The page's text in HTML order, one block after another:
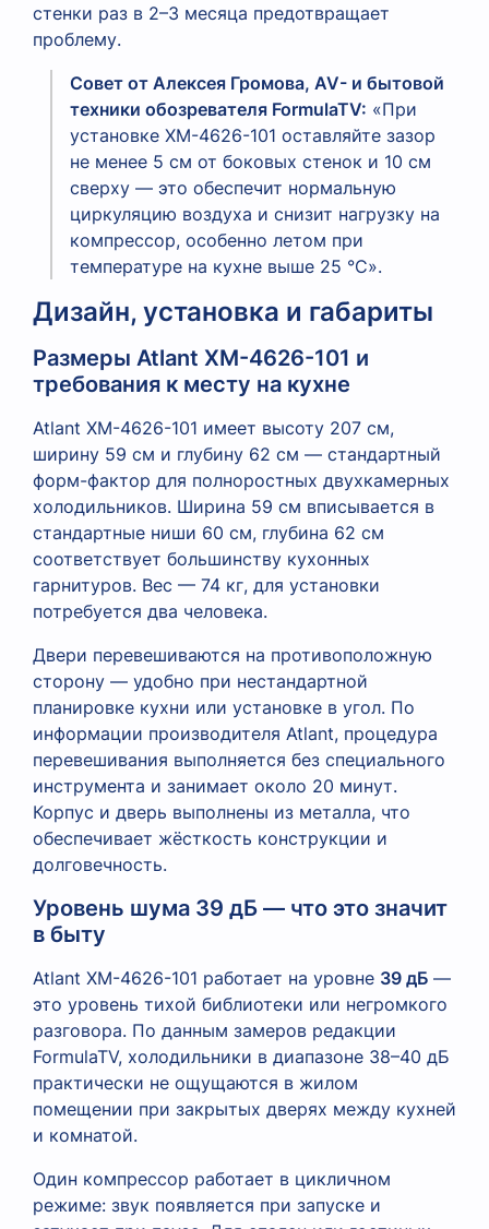
стенки раз в 2–3 месяца предотвращает
проблему.
Совет от Алексея Громова, AV- и бытовой
техники обозревателя FormulaTV: «При
установке XM-4626-101 оставляйте зазор
не менее 5 см от боковых стенок и 10 см
сверху — это обеспечит нормальную
циркуляцию воздуха и снизит нагрузку на
компрессор, особенно летом при
температуре на кухне выше 25 °C».
Дизайн, установка и габариты
Размеры Atlant XM-4626-101 и
требования к месту на кухне
Atlant XM-4626-101 имеет высоту 207 см,
ширину 59 см и глубину 62 см — стандартный
форм-фактор для полноростных двухкамерных
холодильников. Ширина 59 см вписывается в
стандартные ниши 60 см, глубина 62 см
соответствует большинству кухонных
гарнитуров. Вес — 74 кг, для установки
потребуется два человека.
Двери перевешиваются на противоположную
сторону — удобно при нестандартной
планировке кухни или установке в угол. По
информации производителя Atlant, процедура
перевешивания выполняется без специального
инструмента и занимает около 20 минут.
Корпус и дверь выполнены из металла, что
обеспечивает жёсткость конструкции и
долговечность.
Уровень шума 39 дБ — что это значит
в быту
Atlant XM-4626-101 работает на уровне 39 дБ —
это уровень тихой библиотеки или негромкого
разговора. По данным замеров редакции
FormulaTV, холодильники в диапазоне 38–40 дБ
практически не ощущаются в жилом
помещении при закрытых дверях между кухней
и комнатой.
Один компрессор работает в цикличном
режиме: звук появляется при запуске и